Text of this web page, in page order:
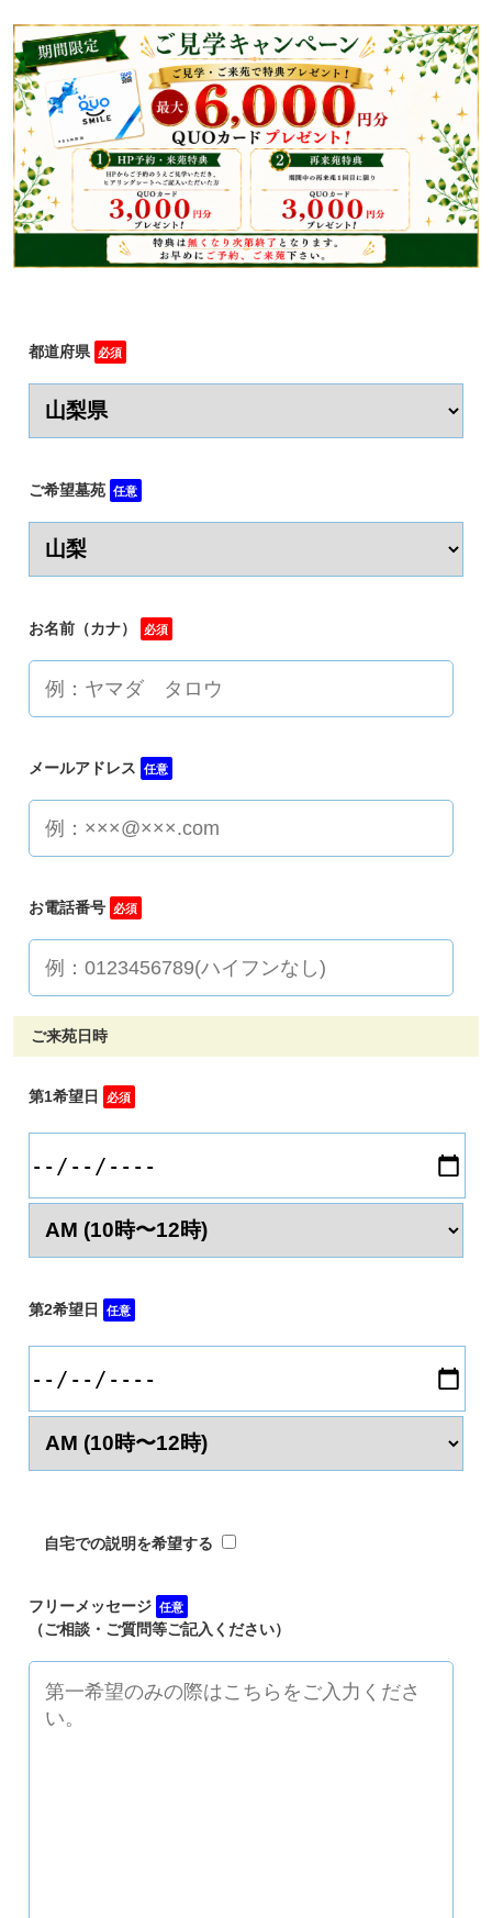
都道府県 必須
ご希望墓苑 任意
お名前（カナ） 必須
メールアドレス 任意
お電話番号 必須
ご来苑日時
第1希望日 必須
第2希望日 任意
自宅での説明を希望する
フリーメッセージ 任意
（ご相談・ご質問等ご記入ください）